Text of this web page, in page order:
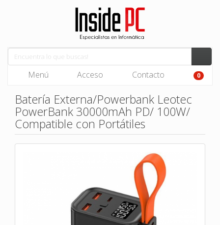
Menú Acceso Contacto 0
Batería Externa/Powerbank Leotec
PowerBank 30000mAh PD/ 100W/
Compatible con Portátiles